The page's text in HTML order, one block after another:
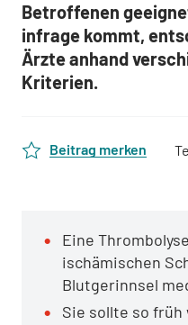
Betroffenen
infrage kommt,
Ärzte anhand
Kriterien.
Beitrag merken
Eine
ischämischen
Blutgerinnsel
Sie sollte so früh